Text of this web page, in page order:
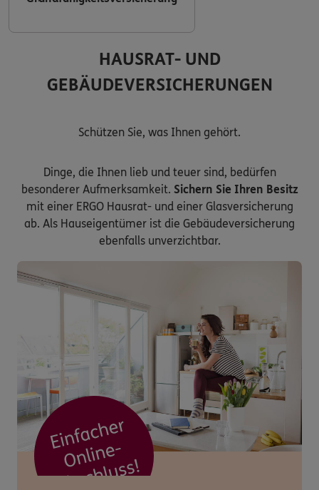
HAUSRAT- UND
GEBÄUDEVERSICHERUNGEN
Schützen Sie, was Ihnen gehört.
Dinge, die Ihnen lieb und teuer sind, bedürfen
besonderer Aufmerksamkeit. Sichern Sie Ihren Besitz
mit einer ERGO Hausrat- und einer Glasversicherung
ab. Als Hauseigentümer ist die Gebäudeversicherung
ebenfalls unverzichtbar.